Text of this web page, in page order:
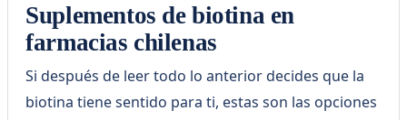
Suplementos de biotina en
farmacias chilenas
Si después de leer todo lo anterior decides que la
biotina tiene sentido para ti, estas son las opciones